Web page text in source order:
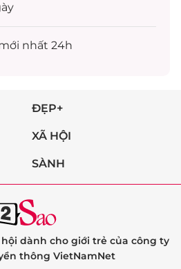
nhất 24h
ĐẸP+
XÃ HỘI
SÀNH
dành cho giới trẻ của công ty
thông VietNamNet